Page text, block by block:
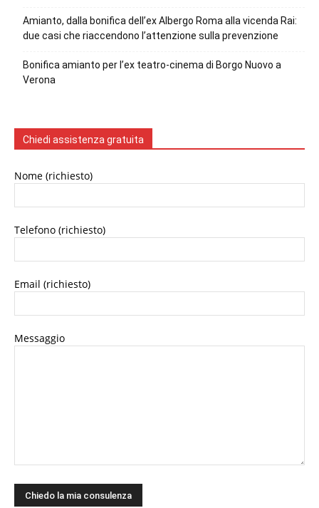
Amianto, dalla bonifica dell’ex Albergo Roma alla vicenda Rai:
due casi che riaccendono l’attenzione sulla prevenzione
Bonifica amianto per l’ex teatro-cinema di Borgo Nuovo a
Verona
Chiedi assistenza gratuita
Nome (richiesto)
Telefono (richiesto)
Email (richiesto)
Messaggio